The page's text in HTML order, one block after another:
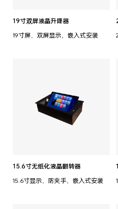
19寸双屏液晶升降器
19寸屏，双屏显示，嵌入式安装
15.6寸无纸化液晶翻转器
15.6寸显示，防夹手，嵌入式安装